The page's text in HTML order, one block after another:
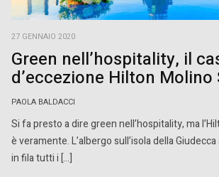
27 GENNAIO 2020
Green nell’hospitality, il
d’eccezione Hilton Molino
PAOLA BALDACCI
Si fa presto a dire green nell’hospitality, ma
è veramente. L’albergo sull’isola della
in fila tutti i […]